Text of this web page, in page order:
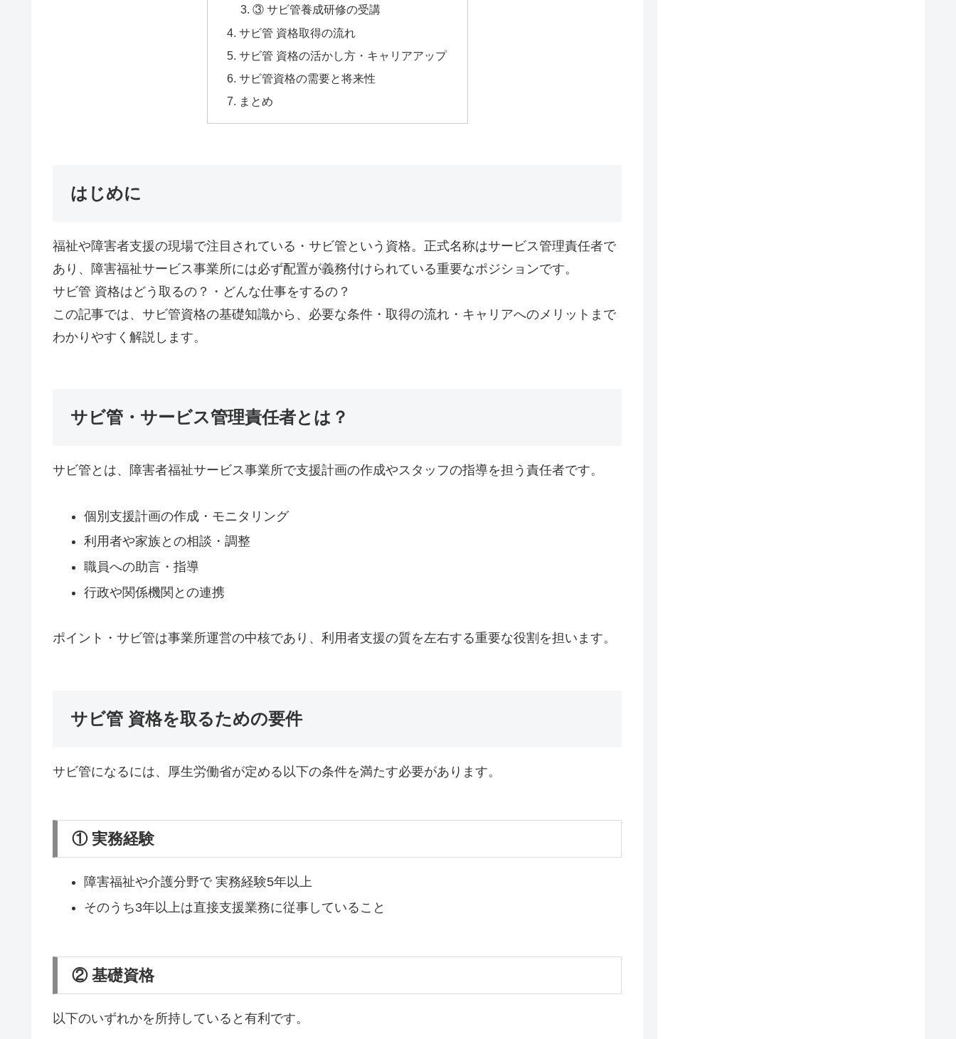
③ サビ管養成研修の受講
サビ管 資格取得の流れ
サビ管 資格の活かし方・キャリアアップ
サビ管資格の需要と将来性
まとめ
はじめに
福祉や障害者支援の現場で注目されている・サビ管という資格。正式名称はサービス管理責任者で
あり、障害福祉サービス事業所には必ず配置が義務付けられている重要なポジションです。
サビ管 資格はどう取るの？・どんな仕事をするの？
この記事では、サビ管資格の基礎知識から、必要な条件・取得の流れ・キャリアへのメリットまで
わかりやすく解説します。
サビ管・サービス管理責任者とは？
サビ管とは、障害者福祉サービス事業所で支援計画の作成やスタッフの指導を担う責任者です。
個別支援計画の作成・モニタリング
利用者や家族との相談・調整
職員への助言・指導
行政や関係機関との連携
ポイント・サビ管は事業所運営の中核であり、利用者支援の質を左右する重要な役割を担います。
サビ管 資格を取るための要件
サビ管になるには、厚生労働省が定める以下の条件を満たす必要があります。
① 実務経験
障害福祉や介護分野で 実務経験5年以上
そのうち3年以上は直接支援業務に従事していること
② 基礎資格
以下のいずれかを所持していると有利です。